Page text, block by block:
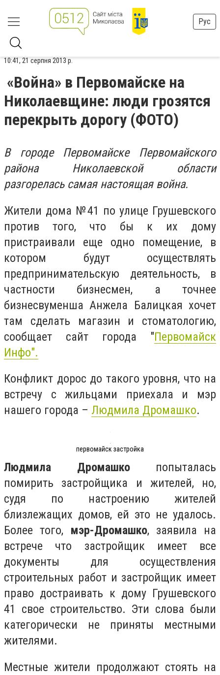
Рус
10:41, 21 серпня 2013 р.
«Война» в Первомайске на
Николаевщине: люди грозятся
перекрыть дорогу (ФОТО)
В городе Первомайске Первомайского
района Николаевской области
разгорелась самая настоящая война.
Жители дома №41 по улице Грушевского
против того, что бы к их дому
пристраивали еще одно помещение, в
котором будут осуществлять
предпринимательскую деятельность, в
частности бизнесмен, а точнее
бизнесвуменша Анжела Балицкая хочет
там сделать магазин и стоматологию,
сообщает сайт города "Первомайск
Инфо".
Конфликт дорос до такого уровня, что на
встречу с жильцами приехала и мэр
нашего города – Людмила Дромашко.
первомайск застройка
Людмила Дромашкопопыталась
помирить застройщика и жителей, но,
судя по настроению жителей
близлежащих домов, ей это не удалось.
Более того, мэр-Дромашко, заявила на
встрече что застройщик имеет все
документы для осуществления
строительных работ и застройщик имеет
право достраивать к дому Грушевского
41 свое строительство. Эти слова были
категорически не приняты местными
жителями.
Местные жители продолжают стоять на